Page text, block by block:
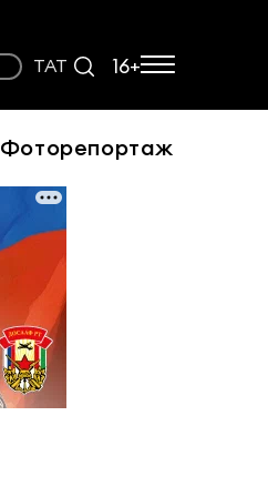
ТАТ 16+
Фоторепортаж